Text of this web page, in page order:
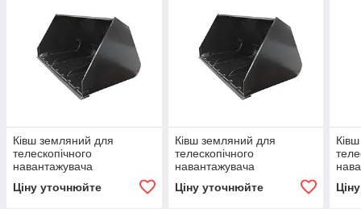
Ківш земляний для
телескопічного
навантажувача
Kolaszewski XLHBS220-A
Ціну уточнюйте
Ківш земляний для
телескопічного
навантажувача
Kolaszewski XLHBS200-B
Ціну уточнюйте